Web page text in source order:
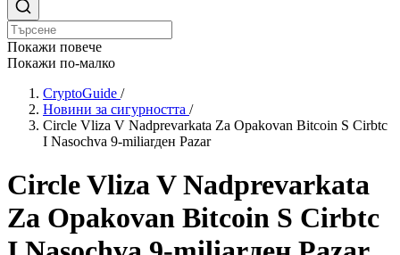
Покажи повече
Покажи по-малко
CryptoGuide /
Новини за сигурността /
Circle Vliza V Nadprevarkata Za Opakovan Bitcoin S Cirbtc
I Nasochva 9-miliarден Pazar
Circle Vliza V Nadprevarkata
Za Opakovan Bitcoin S Cirbtc